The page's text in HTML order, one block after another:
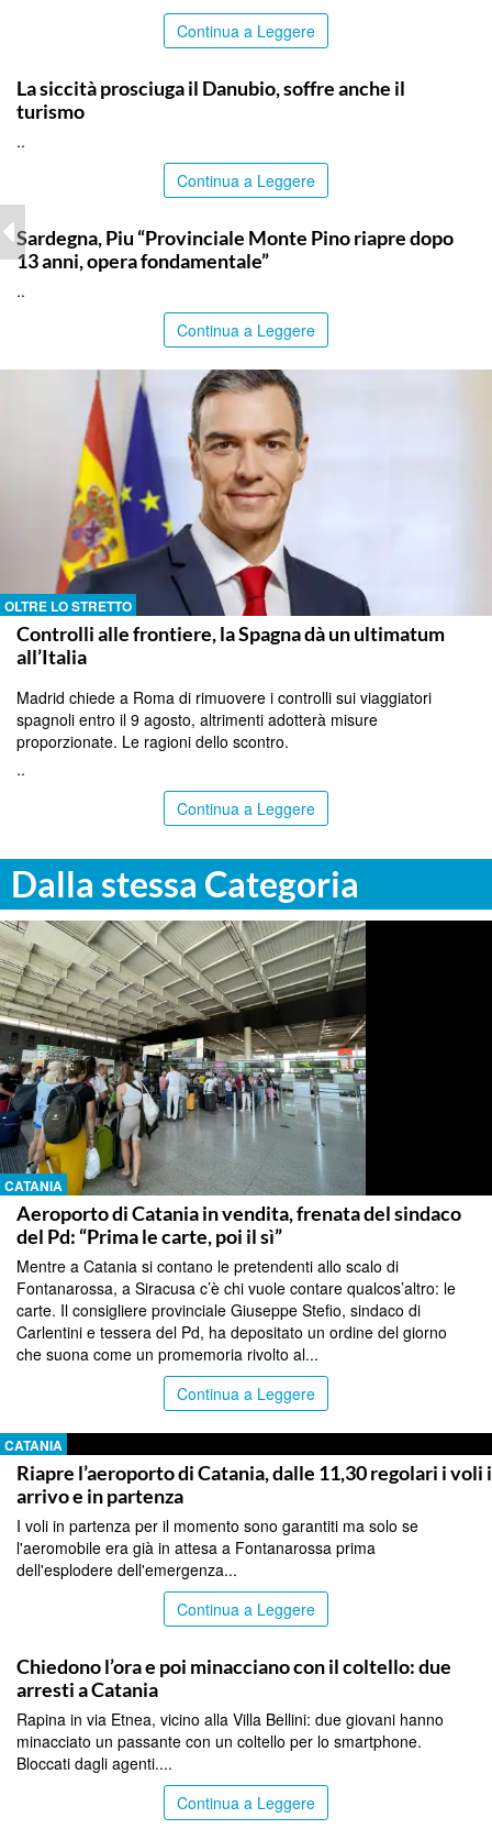
Continua a Leggere
La siccità prosciuga il Danubio, soffre anche il
turismo
..
Continua a Leggere
ITALPRESS
Sardegna, Piu “Provinciale Monte Pino riapre dopo
13 anni, opera fondamentale”
..
Continua a Leggere
OLTRE LO STRETTO
Controlli alle frontiere, la Spagna dà un ultimatum
all’Italia
Madrid chiede a Roma di rimuovere i controlli sui viaggiatori
spagnoli entro il 9 agosto, altrimenti adotterà misure
proporzionate. Le ragioni dello scontro.
..
Continua a Leggere
Dalla stessa Categoria
CATANIA
Aeroporto di Catania in vendita, frenata del sindaco
del Pd: “Prima le carte, poi il sì”
Mentre a Catania si contano le pretendenti allo scalo di
Fontanarossa, a Siracusa c’è chi vuole contare qualcos’altro: le
carte. Il consigliere provinciale Giuseppe Stefio, sindaco di
Carlentini e tessera del Pd, ha depositato un ordine del giorno
che suona come un promemoria rivolto al...
Continua a Leggere
CATANIA
Riapre l’aeroporto di Catania, dalle 11,30 regolari i voli
arrivo e in partenza
I voli in partenza per il momento sono garantiti ma solo se
l'aeromobile era già in attesa a Fontanarossa prima
dell'esplodere dell'emergenza...
Continua a Leggere
Chiedono l’ora e poi minacciano con il coltello: due
arresti a Catania
Rapina in via Etnea, vicino alla Villa Bellini: due giovani hanno
minacciato un passante con un coltello per lo smartphone.
Bloccati dagli agenti....
Continua a Leggere